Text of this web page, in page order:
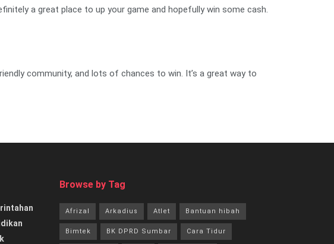
a great place to up your game and hopefully win some cash.
community, and lots of chances to win. It’s a great way to
Browse by Tag
Afrizal Arkadius Atlet Bantuan hibah
Bimtek BK DPRD Sumbar Cara Tidur